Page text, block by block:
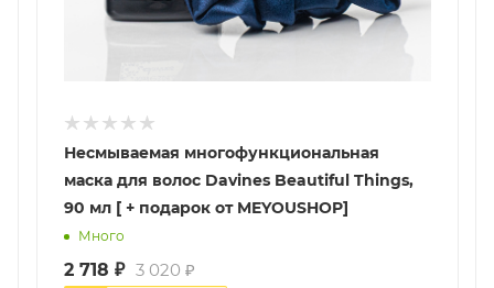
Несмываемая многофункциональная
маска для волос Davines Beautiful Things,
90 мл [ + подарок от MEYOUSHOP]
Много
2 718 ₽ 3 020 ₽